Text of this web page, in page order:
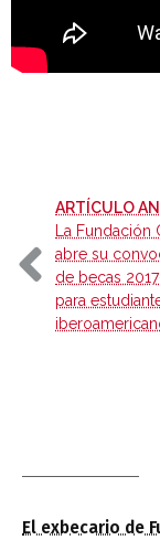
ARTÍCULO
La Fundación
abre su
de becas
para
El exbecario de